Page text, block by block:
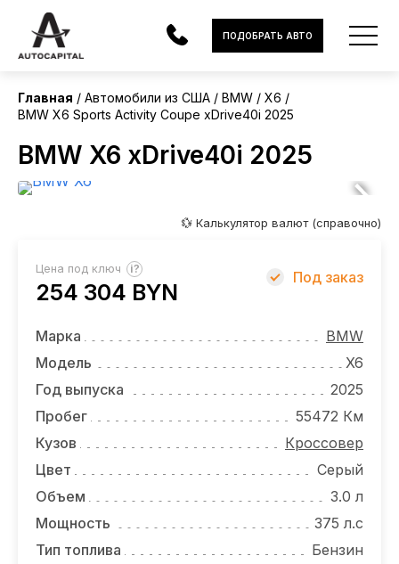
АВТОМОБИЛИ
ЭЛЕКТРОМОБИЛИ
УСЛУГИ
НОВОСТИ
ОТЗЫВЫ
ВАКАНСИИ
О КОМПАНИИ
КОНТАКТЫ
ПОДОБРАТЬ АВТО
Главная Автомобили из США BMW
X6
BMW X6 Sports Activity Coupe xDrive40i 2025
BMW X6 xDrive40i 2025
💱 Калькулятор валют (справочно)
Цена под ключ ?
254 304 BYN
Под заказ
Марка
BMW
Модель
X6
Год выпуска
2025
Пробег
55472 Км
Кузов
Кроссовер
Цвет
Серый
Объем
3.0 л
Мощность
375 л.с
Тип топлива
Бензин